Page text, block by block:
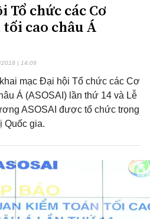
chức các Cơ
cao châu Á
2018 | 14:09
mạc Đại hội Tổ chức các Cơ
Á (ASOSAI) lần thứ 14 và Lễ
ASOSAI được tổ chức trọng
Quốc gia.